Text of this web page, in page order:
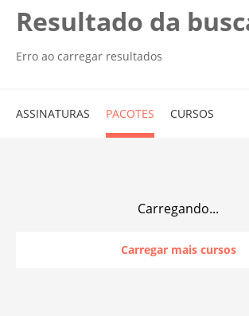
Resultado da
Erro ao carregar resultados
ASSINATURAS PACOTES CURSOS
Carregando...
Carregar mais cursos